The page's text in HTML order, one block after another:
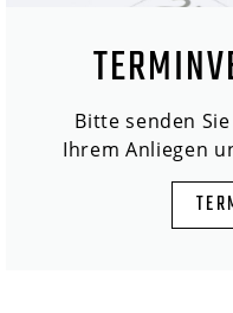
Bitte senden
Ihrem Anliegen